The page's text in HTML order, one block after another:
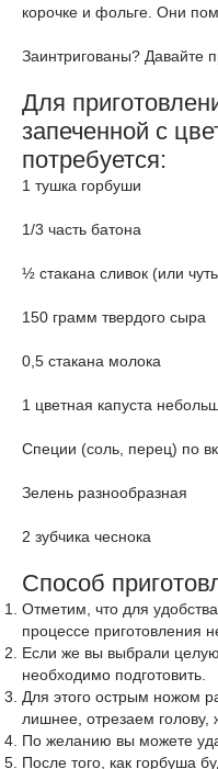
корочке и фольге. Они
Заинтригованы? Давайте
Для
запеченной с
потребуется:
1 тушка горбуши
1/3 часть батона
½ стакана сливок (или
150 грамм твердого сыра
0,5 стакана молока
1 цветная капуста
Специи (соль, перец) по
Зелень разнообразная
2 зубчика чеснока
Способ
Отметим, что для
процессе приготовления
Если же вы выбрали
необходимо подготовить.
Для этого острым ножом
лишнее, отрезаем голову,
По желанию вы можете
После того, как горбуша